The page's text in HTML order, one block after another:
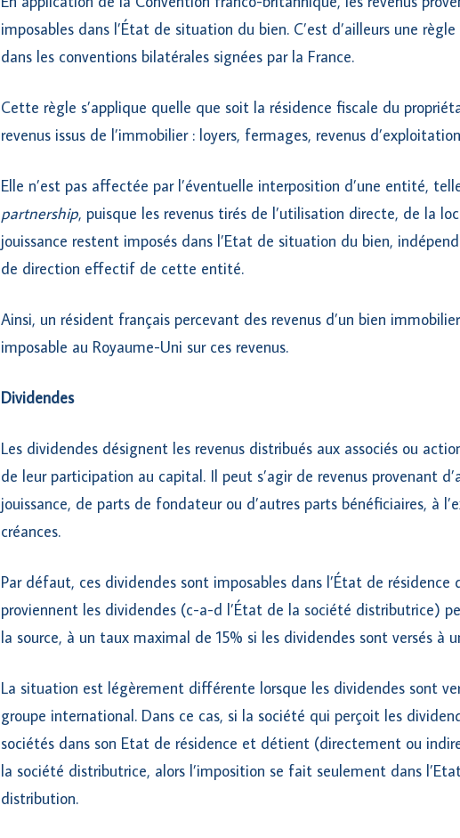
imposables dans l’État de situation du bien. C’est d’ailleurs une
dans les conventions bilatérales signées par la France.
Cette règle s’applique quelle que soit la résidence fiscale du
revenus issus de l’immobilier : loyers, fermages, revenus
Elle n’est pas affectée par l’éventuelle interposition d’une entité,
partnership, puisque les revenus tirés de l’utilisation directe, de la
jouissance restent imposés dans l’Etat de situation du bien,
de direction effectif de cette entité.
Ainsi, un résident français percevant des revenus d’un bien
imposable au Royaume-Uni sur ces revenus.
Dividendes
Les dividendes désignent les revenus distribués aux associés ou
de leur participation au capital. Il peut s’agir de revenus provenant
jouissance, de parts de fondateur ou d’autres parts bénéficiaires, à
créances.
Par défaut, ces dividendes sont imposables dans l’État de résidence
proviennent les dividendes (c-a-d l’État de la société distributrice)
la source, à un taux maximal de 15% si les dividendes sont versés à
La situation est légèrement différente lorsque les dividendes sont
groupe international. Dans ce cas, si la société qui perçoit les
sociétés dans son Etat de résidence et détient (directement ou
la société distributrice, alors l’imposition se fait seulement dans
distribution.